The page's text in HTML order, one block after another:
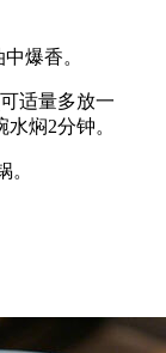
爆香。
适量多放一
焖2分钟。